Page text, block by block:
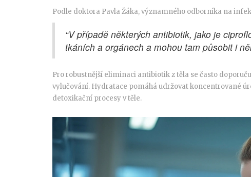
Podle doktora Pavla Žáka, významného odborníka na
“V případě některých antibiotik, jako je
tkáních a orgánech a mohou tam působit i
Pro robustnější eliminaci antibiotik z těla se často
vylučování. Hydratace pomáhá udržovat koncentrované
detoxikační procesy v těle.